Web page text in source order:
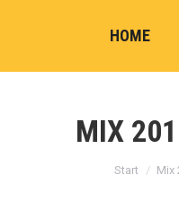
HOME
MIX
Sie
Start Mix